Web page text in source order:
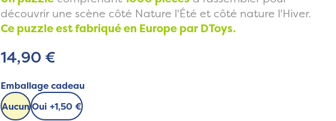
découvrir une scène côté Nature l'Été et côté nature l'Hiver.
Ce puzzle est fabriqué en Europe par DToys.
14,90 €
Emballage cadeau
AucunOui +1,50 €